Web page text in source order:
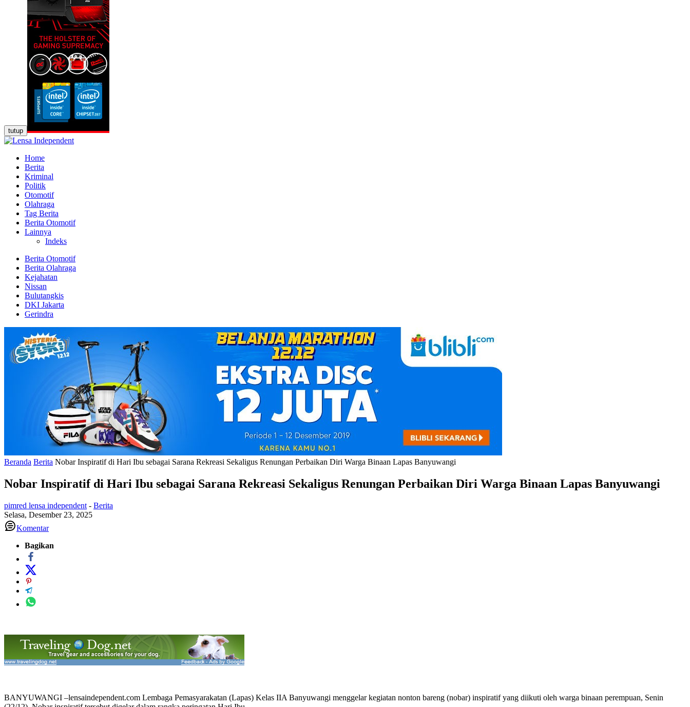
tutup
Home
Berita
Kriminal
Politik
Otomotif
Olahraga
Tag Berita
Berita Otomotif
Lainnya
Indeks
Berita Otomotif
Berita Olahraga
Kejahatan
Nissan
Bulutangkis
DKI Jakarta
Gerindra
Beranda Berita Nobar Inspiratif di Hari Ibu sebagai Sarana Rekreasi Sekaligus Renungan Perbaikan Diri Warga Binaan Lapas Banyuwangi
Nobar Inspiratif di Hari Ibu sebagai Sarana Rekreasi Sekaligus Renungan Perbaikan Diri Warga Binaan Lapas Banyuwangi
pimred lensa independent - Berita
Selasa, Desember 23, 2025
Komentar
Bagikan
BANYUWANGI –lensaindependent.com Lembaga Pemasyarakatan (Lapas) Kelas IIA Banyuwangi menggelar kegiatan nonton bareng (nobar) inspiratif yang diikuti oleh warga binaan perempuan, Senin